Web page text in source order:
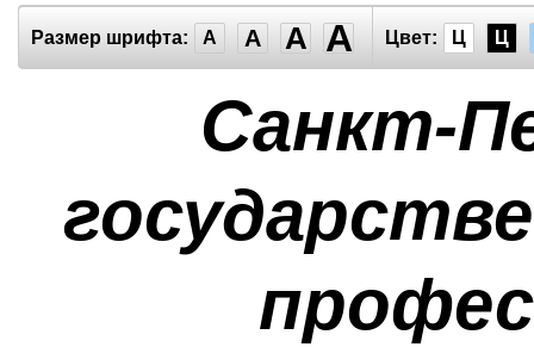
Размер шрифта: A A A A Цвет: Ц Ц
Санкт-